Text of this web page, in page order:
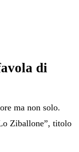
di
ma non solo.
Ziballone”, titolo